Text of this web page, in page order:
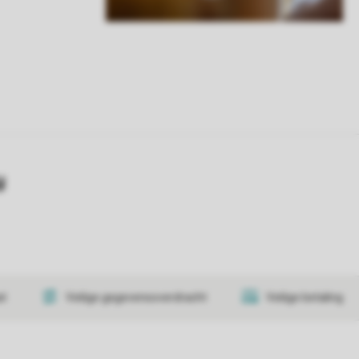
Veilige gegevensoverdracht Veilige betaling